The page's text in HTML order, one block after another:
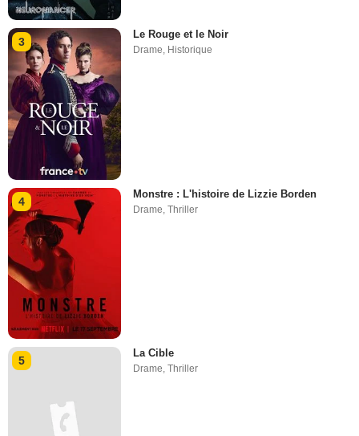
3
Le Rouge et le Noir
Drame, Historique
4
Monstre : L'histoire de Lizzie Borden
Drame ,Thriller
5
La Cible
Drame,Thriller